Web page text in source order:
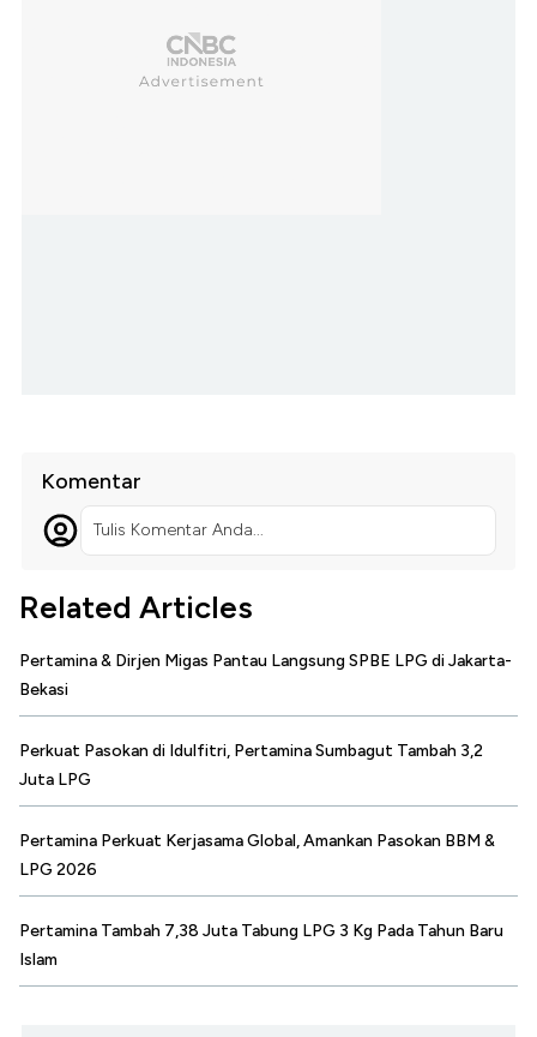
Komentar
Tulis Komentar Anda...
Related Articles
Pertamina & Dirjen Migas Pantau Langsung SPBE LPG di Jakarta-
Bekasi
Perkuat Pasokan di Idulfitri, Pertamina Sumbagut Tambah 3,2
Juta LPG
Pertamina Perkuat Kerjasama Global, Amankan Pasokan BBM &
LPG 2026
Pertamina Tambah 7,38 Juta Tabung LPG 3 Kg Pada Tahun Baru
Islam